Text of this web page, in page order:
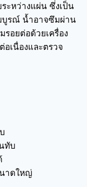
ะหว่างแผ่น ซึ่งเป็น
บูรณ์ น้ำอาจซึมผ่าน
รอยต่อด้วยเครื่อง
เนื่องและตรวจ
ทับ
าดใหญ่